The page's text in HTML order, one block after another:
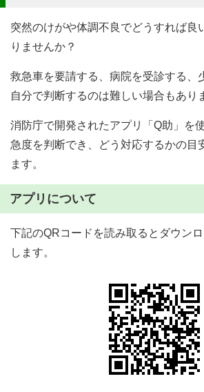
突然のけがや体調不良でどうすれば良
りませんか？
救急車を要請する、病院を受診する、
自分で判断するのは難しい場合もあり
消防庁で開発されたアプリ「Q助」を
急度を判断でき、どう対応するかの目
ます。
アプリについて
下記のQRコードを読み取るとダウン
します。